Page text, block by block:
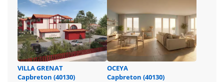
VILLA GRENAT
Capbreton (40130)
OCEYA
Capbreton (40130)